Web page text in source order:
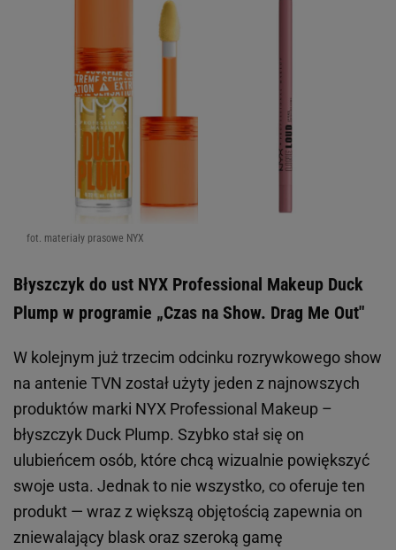
fot. materiały prasowe NYX
Błyszczyk do ust NYX Professional Makeup Duck
Plump w programie „Czas na Show. Drag Me Out"
W kolejnym już trzecim odcinku rozrywkowego show
na antenie TVN został użyty jeden z najnowszych
produktów marki NYX Professional Makeup –
błyszczyk Duck Plump. Szybko stał się on
ulubieńcem osób, które chcą wizualnie powiększyć
swoje usta. Jednak to nie wszystko, co oferuje ten
produkt — wraz z większą objętością zapewnia on
zniewalający blask oraz szeroką gamę